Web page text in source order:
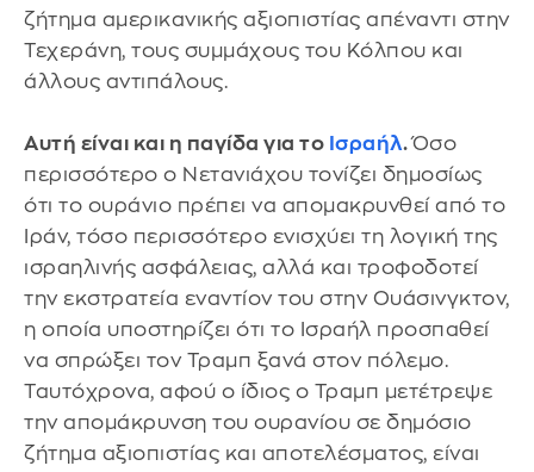
ζήτημα αμερικανικής αξιοπιστίας απέναντι στην
Τεχεράνη, τους συμμάχους του Κόλπου και
άλλους αντιπάλους.
Αυτή είναι και η παγίδα για το Ισραήλ.Όσο
περισσότερο ο Νετανιάχου τονίζει δημοσίως
ότι το ουράνιο πρέπει να απομακρυνθεί από το
Ιράν, τόσο περισσότερο ενισχύει τη λογική της
ισραηλινής ασφάλειας, αλλά και τροφοδοτεί
την εκστρατεία εναντίον του στην Ουάσινγκτον,
η οποία υποστηρίζει ότι το Ισραήλ προσπαθεί
να σπρώξει τον Τραμπ ξανά στον πόλεμο.
Ταυτόχρονα, αφού ο ίδιος ο Τραμπ μετέτρεψε
την απομάκρυνση του ουρανίου σε δημόσιο
ζήτημα αξιοπιστίας και αποτελέσματος, είναι